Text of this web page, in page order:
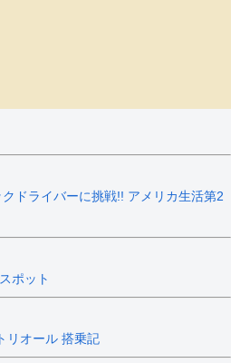
ドライバーに挑戦!! アメリカ生活第2
ポット
リオール 搭乗記